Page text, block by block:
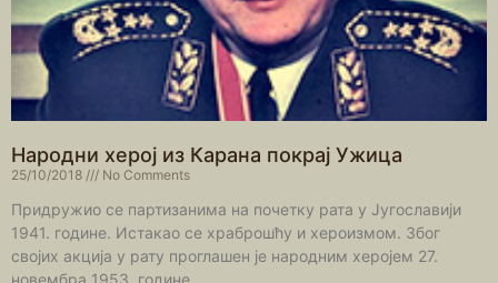
Народни херој из Карана покрај Ужица
25/10/2018 No Comments
Придружио се партизанима на почетку рата у Југославији
1941. године. Истакао се храброшћу и хероизмом. Због
својих акција у рату проглашен је народним херојем 27.
новембра 1953. године.